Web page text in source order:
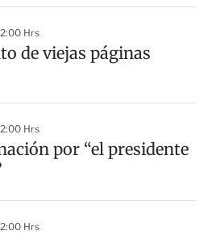
Hrs
de viejas páginas
Hrs
por “el presidente
Hrs